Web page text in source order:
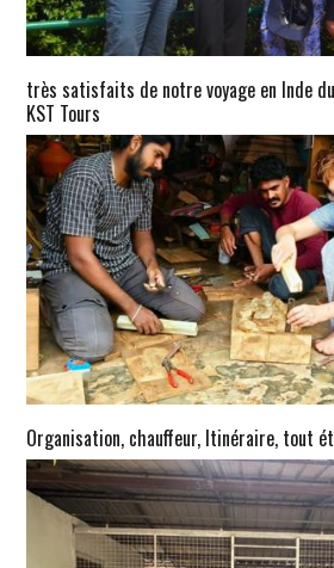
très satisfaits de notre voyage en Inde
KST Tours
Organisation, chauffeur, Itinéraire, tout